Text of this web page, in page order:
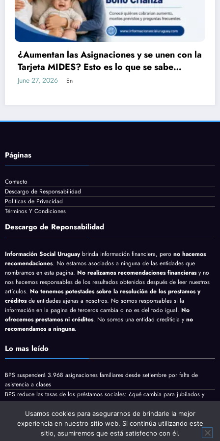
unen con la
sabe
MSP amplía la vacunación
meningococo: nuevas edades
Páginas
Contacto
Descargo de Responsabilidad
Politicas de Privacidad
Términos Y Condiciones
Descargo de Reponsabilidad
Información Social Uruguaybrinda información financiera, pero no hacemos
recomendaciones. No estamos asociados a ninguna de las entidades que
nombramos en esta pagina. No realizamos recomendaciones financierasy no
nos hacemos responsables de los resultados obtenidos después de leer nuestros
artículos. No tenemos potestades sobre la resolución de los prestamos y
créditosde entidades ajenas a nosotros. No somos responsables si la
información en la pagina de terceros cambia o no es del todo igual. No
ofrecemos prestamos ni créditos. No somos una entidad crediticia y no
recomendamos a ninguna.
Lo mas leído
BPS suspenderá 3.968 asignaciones familiares desde setiembre por falta de
asistencia a clases
BPS reduce las tasas de los préstamos sociales: ¿qué cambia para jubilados y
pensionistas?
Jubilaciones y pensiones minimas vienen con aumento en Agosto
Usamos cookies para asegurarnos de brindarle la mejor
experiencia en nuestro sitio web. Si continúa utilizando este
sitio, asumiremos que está satisfecho con él.